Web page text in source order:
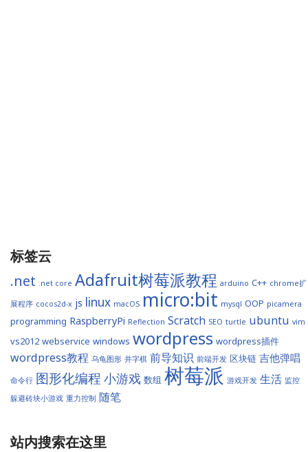
标签云
.net .net core Adafruit树莓派教程 arduino C++ chrome扩
展程序 cocos2d-x js linux macOS micro:bit mysql OOP picamera
programming RaspberryPi Reflection Scratch SEO turtle ubuntu vim
vs2012 webservice windows wordpress wordpress插件
wordpress教程 乌龟图形 井字棋 前导知识 前端开发 区块链 吉他弹唱
命令行 图形化编程 小游戏 数组 树莓派 游戏开发 生活 监控
躲避砖块小游戏 重力控制 随笔
站内搜索在这里